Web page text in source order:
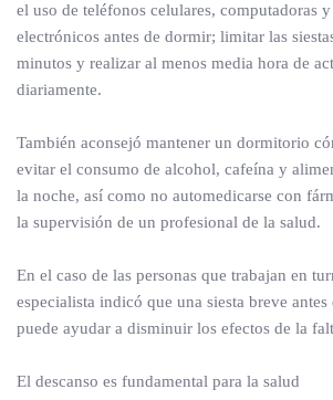
el uso de teléfonos celulares, computadoras
electrónicos antes de dormir; limitar las
minutos y realizar al menos media hora de
diariamente.
También aconsejó mantener un dormitorio
evitar el consumo de alcohol, cafeína y
la noche, así como no automedicarse con
la supervisión de un profesional de la salud.
En el caso de las personas que trabajan en
especialista indicó que una siesta breve
puede ayudar a disminuir los efectos de la
El descanso es fundamental para la salud